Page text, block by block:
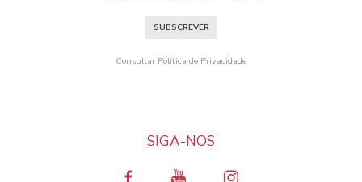
SUBSCREVER
Consultar Política de Privacidade
SIGA-NOS